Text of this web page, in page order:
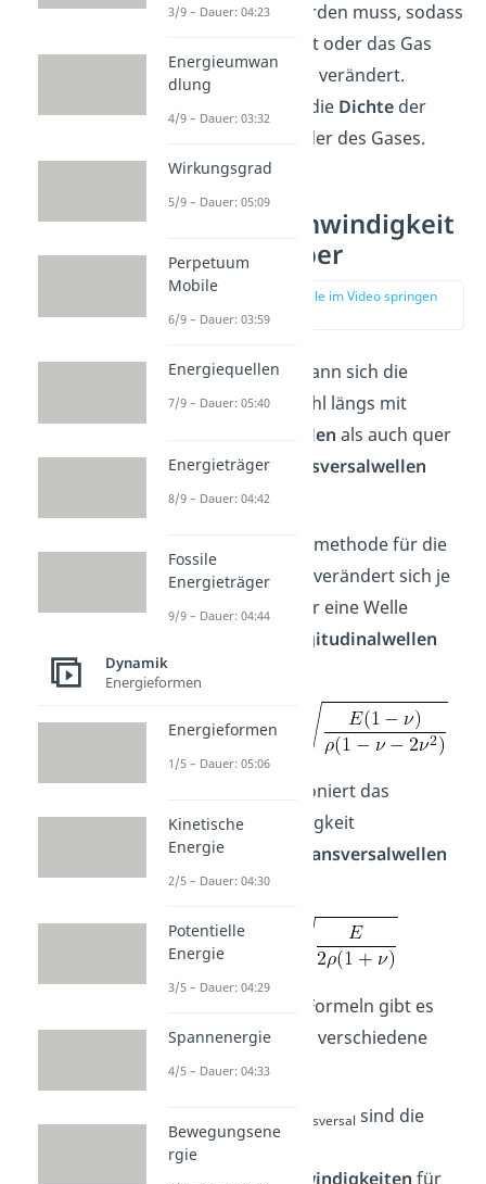
ausgeübt werden muss, sodass
die Flüssigkeit oder das Gas
sein Volumen verändert.
beschreibt die Dichteder
Flüssigkeit oder des Gases.
Schallgeschwindigkeit
— Festkörper
zur Stelle im Video springen
(03:50)
InFestkörpern
kann sich die
Schallwelle sowohl längs mit
Longitudinalwellen als auch quer
in Form von
Transversalwellen
ausbreiten.
Die Berechnungsmethode für die
Geschwindigkeit verändert sich je
nachdem, was für eine Welle
Longitudinalwellen
Hingegen funktioniert das
Schallgeschwindigkeit
berechnen bei
Transversalwellen
mit:
Auch bei diesen Formeln gibt es
Variablen, die für verschiedene
Größen stehen:
longitudinal/transversal sind die
jeweiligen
Schallgeschwindigkeiten für
3/9 – Dauer: 04:23
Energieumwan
dlung
4/9 – Dauer: 03:32
Wirkungsgrad
5/9 – Dauer: 05:09
Perpetuum
Mobile
6/9 – Dauer: 03:59
Energiequellen
7/9 – Dauer: 05:40
Energieträger
8/9 – Dauer: 04:42
Fossile
Energieträger
9/9 – Dauer: 04:44
Dynamik
Energieformen
Energieformen
1/5 – Dauer: 05:06
Kinetische
Energie
2/5 – Dauer: 04:30
Potentielle
Energie
3/5 – Dauer: 04:29
Spannenergie
4/5 – Dauer: 04:33
Bewegungsene
rgie